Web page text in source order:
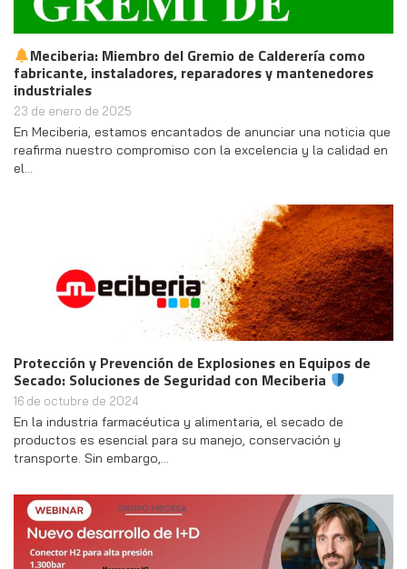
Meciberia: Miembro del Gremio de Calderería como
fabricante, instaladores, reparadores y mantenedores
industriales
23 de enero de 2025
En Meciberia, estamos encantados de anunciar una noticia que
reafirma nuestro compromiso con la excelencia y la calidad en
el…
Protección y Prevención de Explosiones en Equipos de
Secado: Soluciones de Seguridad con Meciberia
16 de octubre de 2024
En la industria farmacéutica y alimentaria, el secado de
productos es esencial para su manejo, conservación y
transporte. Sin embargo,…